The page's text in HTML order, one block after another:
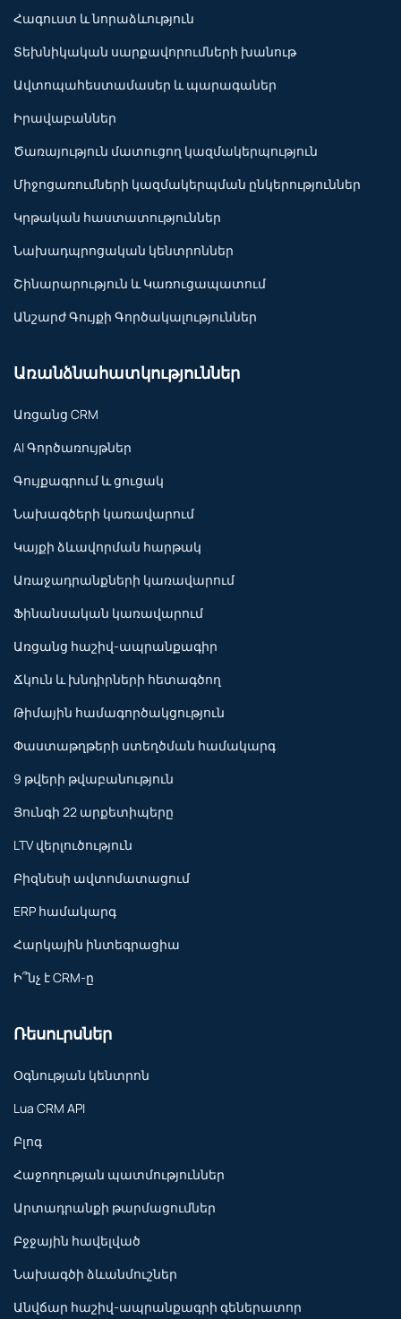
Հագուստ և նորաձևություն
Տեխնիկական սարքավորումների խանութ
Ավտոպահեստամասեր և պարագաներ
Իրավաբաններ
Ծառայություն մատուցող կազմակերպություն
Միջոցառումների կազմակերպման ընկերություններ
Կրթական հաստատություններ
Նախադպրոցական կենտրոններ
Շինարարություն և Կառուցապատում
Անշարժ Գույքի Գործակալություններ
Առանձնահատկություններ
Առցանց CRM
AI Գործառույթներ
Գույքագրում և ցուցակ
Նախագծերի կառավարում
Կայքի ձևավորման հարթակ
Առաջադրանքների կառավարում
Ֆինանսական կառավարում
Առցանց հաշիվ-ապրանքագիր
Ճկուն և խնդիրների հետագծող
Թիմային համագործակցություն
Փաստաթղթերի ստեղծման համակարգ
9 թվերի թվաբանություն
Յունգի 22 արքետիպերը
LTV վերլուծություն
Բիզնեսի ավտոմատացում
ERP համակարգ
Հարկային ինտեգրացիա
Ի՞նչ է CRM-ը
Ռեսուրսներ
Օգնության կենտրոն
Lua CRM API
Բլոգ
Հաջողության պատմություններ
Արտադրանքի թարմացումներ
Բջջային հավելված
Նախագծի ձևանմուշներ
Անվճար հաշիվ-ապրանքագրի գեներատոր